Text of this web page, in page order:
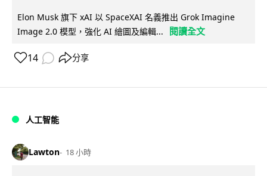
Elon Musk 旗下 xAI 以 SpaceXAI 名義推出 Grok Imagine
Image 2.0 模型，強化 AI 繪圖及編輯...
閱讀全文
14 分享
人工智能
Lawton 18 小時